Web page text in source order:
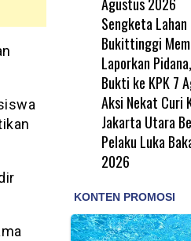
Sengketa
Bukittinggi
Laporkan
Bukti ke KPK 7
Aksi Nekat Curi
Jakarta Utara
Pelaku Luka
2026